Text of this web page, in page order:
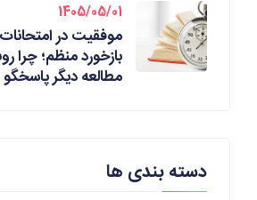
1405/05/01
موفقیت در امتحانات
بازخورد منظم؛ چرا
مطالعه دیگر پاسخگو
دسته بندی ها